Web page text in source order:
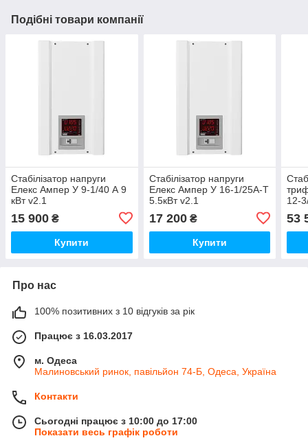
Подібні товари компанії
Стабілізатор напруги
Елекс Ампер У 9-1/40 А 9
кВт v2.1
15 900 ₴
Купити
Стабілізатор напруги
Елекс Ампер У 16-1/25А-Т
5.5кВт v2.1
17 200₴
Купити
12-
53
Про нас
100% позитивних з 10 відгуків за рік
Працює з 16.03.2017
м. Одеса
Малиновський ринок, павільйон 74-Б, Одеса, Україна
Контакти
Сьогодні працює з 10:00 до 17:00
Показати весь графік роботи